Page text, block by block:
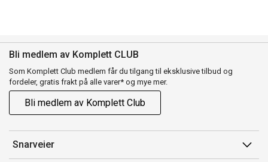
Bli medlem av Komplett CLUB
Som Komplett Club medlem får du tilgang til eksklusive tilbud og
fordeler, gratis frakt på alle varer* og mye mer.
Bli medlem av Komplett Club
Snarveier